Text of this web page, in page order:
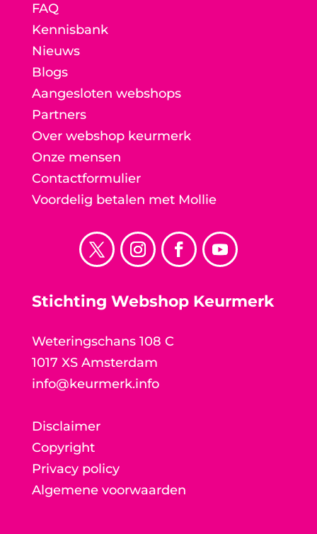
FAQ
Kennisbank
Nieuws
Blogs
Aangesloten webshops
Partners
Over webshop keurmerk
Onze mensen
Contactformulier
Voordelig betalen met Mollie
Stichting Webshop Keurmerk
Weteringschans 108 C
1017 XS Amsterdam
info@keurmerk.info
Disclaimer
Copyright
Privacy policy
Algemene voorwaarden